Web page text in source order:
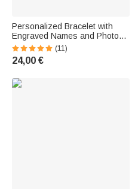
Personalized Bracelet with
Engraved Names and Photos
of Your Pet—Jewelry with 1–5
Discs—Birthday Gift for Pet
Lovers
(11)
24,00 €